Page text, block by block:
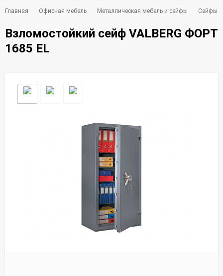
Главная Офисная мебель Металлическая мебель и сейфы Сейфы
Взломостойкий сейф VALBERG ФОРТ
1685 EL